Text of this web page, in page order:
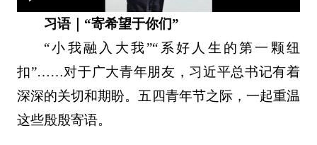
习语｜“寄希望于你们”
“小我融入大我”“系好人生的第一颗纽
扣”……对于广大青年朋友，习近平总书记有着
深深的关切和期盼。五四青年节之际，一起重温
这些殷殷寄语。